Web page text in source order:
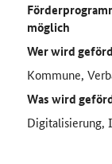
möglich
Wer wird
Kommune,
Was wird
Digitalisierung,